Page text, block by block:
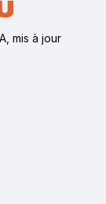
mis à jour